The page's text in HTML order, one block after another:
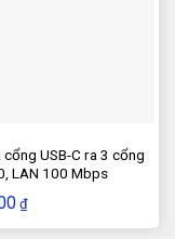
cổng USB-C ra 3 cổng
LAN 100 Mbps
₫